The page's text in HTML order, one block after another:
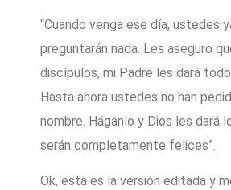
“Cuando venga ese día, ustedes
preguntarán nada. Les aseguro
discípulos, mi Padre les dará
Hasta ahora ustedes no han
nombre. Háganlo y Dios les dará
serán completamente felices”.
Ok, esta es la versión editada y